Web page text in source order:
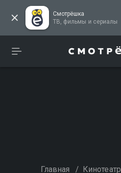
Смотрёшка
ТВ, фильмы и сериалы
Главная / Кинотеатр